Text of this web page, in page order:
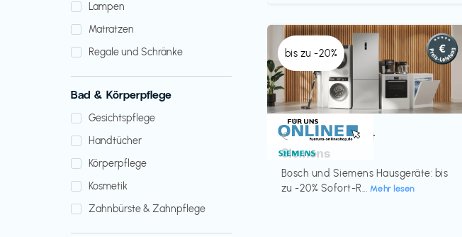
Lampen
Matratzen
Regale und Schränke
Bad & Körperpflege
Gesichtspflege
Handtücher
Körperpflege
Kosmetik
Zahnbürste & Zahnpflege
bis zu -20%
Küche & Haushalt
Siemens
Bosch und Siemens Hausgeräte: bis
zu -20% Sofort-R... Mehr lesen
€‎